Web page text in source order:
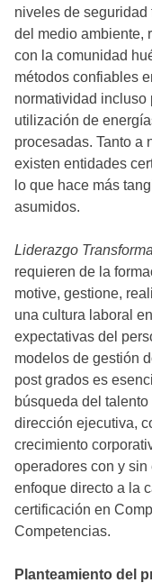
niveles de
del medio ambiente,
con la comunidad
métodos confiables
normatividad incluso
utilización de
procesadas. Tanto a
existen entidades
lo que hace más
asumidos.
Liderazgo
requieren de la
motive, gestione,
una cultura laboral
expectativas del
modelos de gestión
post grados es
búsqueda del
dirección ejecutiva,
crecimiento
operadores con y
enfoque directo a la
certificación en
Competencias.
Planteamiento del